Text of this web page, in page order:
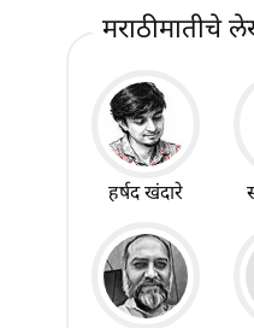
मराठीमातीचे
हर्षद खंदारे